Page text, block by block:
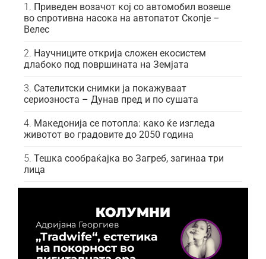
Приведен возачот кој со автомобил возеше
во спротивна насока на автопатот Скопје –
Велес
Научниците открија сложен екосистем
длабоко под површината на Земјата
Сателитски снимки ја покажуваат
сериозноста – Дунав пред и по сушата
Македонија се потопла: како ќе изгледа
животот во градовите до 2050 година
Тешка сообраќајка во Загреб, загинаа три
лица
КОЛУМНИ
Адријана Георгиев
„Tradwife“, естетика
на покорност во